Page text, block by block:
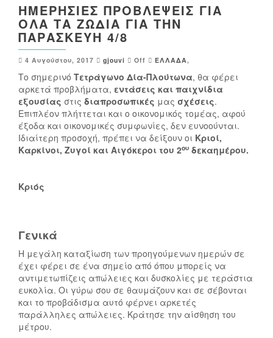
ΗΜΕΡΉΣΙΕΣ ΠΡΟΒΛΈΨΕΙΣ ΓΙΑ
ΌΛΑ ΤΑ ΖΏΔΙΑ ΓΙΑ ΤΗΝ
ΠΑΡΑΣΚΕΥΉ 4/8
4 Αυγούστου, 2017 gjouvi Off ΕΛΛΑΔΑ,
Το σημερινό Τετράγωνο Δία-Πλούτωνα, θα φέρει
αρκετά προβλήματα, εντάσεις και παιχνίδια
εξουσίας στις διαπροσωπικές μας σχέσεις.
Επιπλέον πλήττεται και ο οικονομικός τομέας, αφού
έξοδα και οικονομικές συμφωνίες, δεν ευνοούνται.
Ιδιαίτερη προσοχή, πρέπει να δείξουν οι Κριοί,
Καρκίνοι, Ζυγοί και Αιγόκεροι του 2ου δεκαημέρου.
Κριός
Γενικά
Η μεγάλη καταξίωση των προηγούμενων ημερών σε
έχει φέρει σε ένα σημείο από όπου μπορείς να
αντιμετωπίζεις απώλειες και δυσκολίες με τεράστια
ευκολία. Οι γύρω σου σε θαυμάζουν και σε σέβονται
και το προβάδισμα αυτό φέρνει αρκετές
παράλληλες απώλειες. Κράτησε την αίσθηση του
μέτρου.